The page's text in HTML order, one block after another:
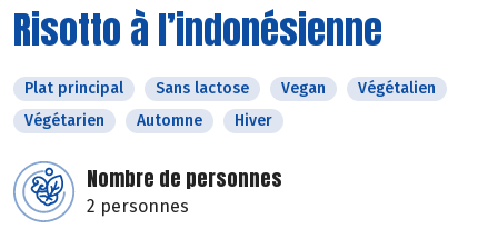
Risotto à l’indonésienne
Plat principal Sans lactose Vegan
Végétalien
Végétarien
Automne Hiver
Nombre de personnes
2 personnes